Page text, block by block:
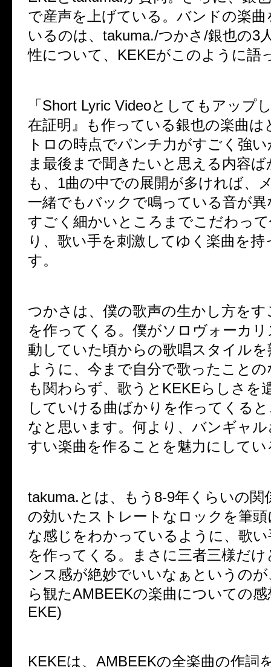
で産声を上げている。バンドの楽
いるのは、takuma./つかさ/銀也の3
性について、KEKEがこのように語
「Short Lyric Videoとしてもアップ
在証明』も作っている銀也の楽曲は
トロの時点でパンチ力がすごく強
ま最後まで聞きたいと思える内容
も、1曲の中での展開が多ければ、
一緒でもバックで鳴っている音が
すごく細かいところまでこだわっ
り、歌い手を刺激してゆく楽曲を
す。
つかさは、僕の歌声の生かし方を
を作ってくる。僕がソロヴォーカ
動していた頃からの歌唱スタイル
ように、今まで自分で歌ったこと
も関わらず、歌うとKEKEらしさを
していける曲ばかりを作ってくる
なと思います。何より、バンギャ
すい楽曲を作ることを魅力にしてい
takuma.とは、もう8-9年くらいの関
の効いたストレートなロックを筆
な感じをわかっているように、歌
を作ってくる。まさに三者三様だ
ンス感が絶妙でいいなぁというの
ら観たAMBEEKの楽曲についての
EKE)
KEKEは、AMBEEKの全楽曲の作詞